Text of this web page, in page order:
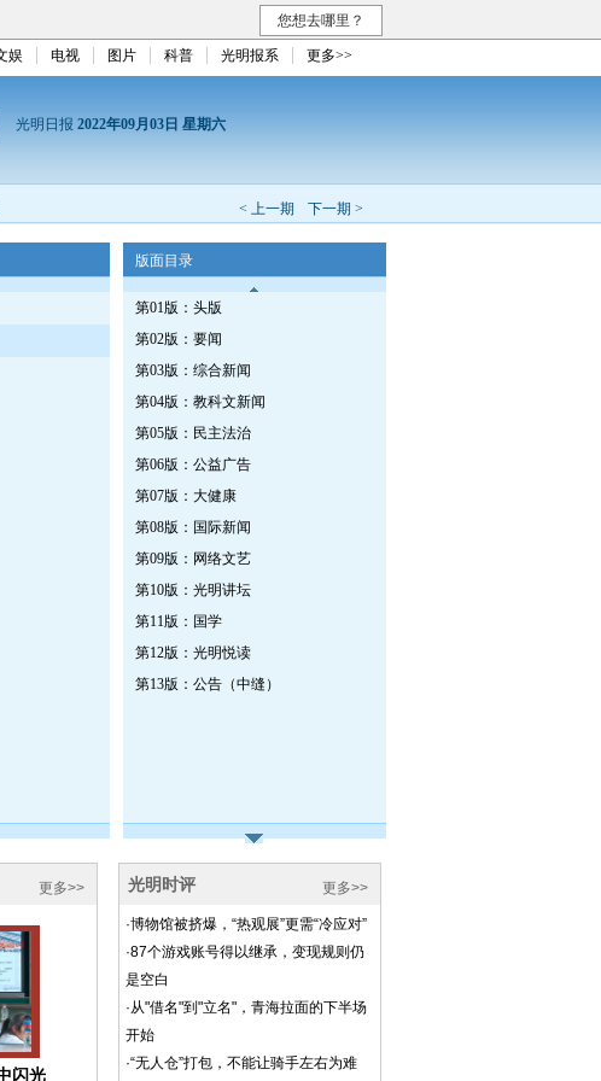
您想去哪里？
娱 电视 图片 科普 光明报系 更多>>
光明日报 2022年09月03日 星期六
< 上一期 下一期 >
版面目录
第01版：头版
第02版：要闻
第03版：综合新闻
第04版：教科文新闻
第05版：民主法治
第06版：公益广告
第07版：大健康
第08版：国际新闻
第09版：网络文艺
第10版：光明讲坛
第11版：国学
第12版：光明悦读
第13版：公告（中缝）